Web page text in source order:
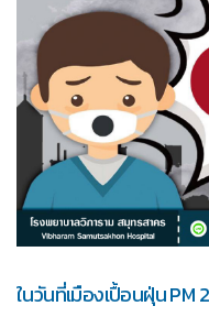
ในวันที่เมืองเปื้อนฝุ่น PM